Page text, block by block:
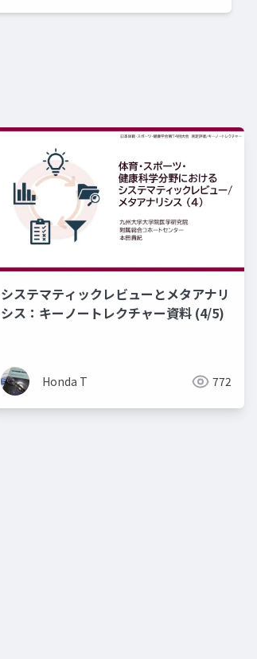
システマティックレビューとメタアナリ
シス：キーノートレクチャー資料 (4/5)
Honda T 772